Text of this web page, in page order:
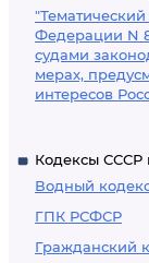
Федерации N
судами
мерах,
интересов
Кодексы
Водный
ГПК РСФСР
Гражданский